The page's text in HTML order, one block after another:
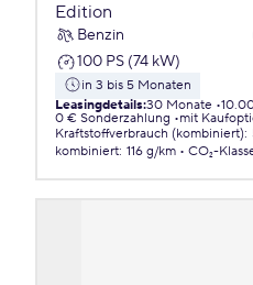
Edition
Benzin
100 PS (74 kW)
in 3 bis 5 Monaten
Leasingdetails:30 Monate
0 € Sonderzahlung
mit
Kraftstoffverbrauch (kombiniert):
kombiniert: 116 g/km CO₂-